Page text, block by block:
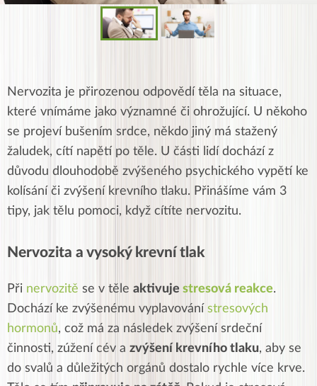
Nervozita je přirozenou odpovědí těla na situace,
které vnímáme jako významné či ohrožující. U někoho
se projeví bušením srdce, někdo jiný má stažený
žaludek, cítí napětí po těle. U části lidí dochází z
důvodu dlouhodobě zvýšeného psychického vypětí ke
kolísání či zvýšení krevního tlaku. Přinášíme vám 3
tipy, jak tělu pomoci, když cítíte nervozitu.
Nervozita a vysoký krevní tlak
Při nervozitě se v těle aktivuje stresová reakce.
Dochází ke zvýšenému vyplavování stresových
hormonů, což má za následek zvýšení srdeční
činnosti, zúžení cév a zvýšení krevního tlaku, aby se
do svalů a důležitých orgánů dostalo rychle více krve.